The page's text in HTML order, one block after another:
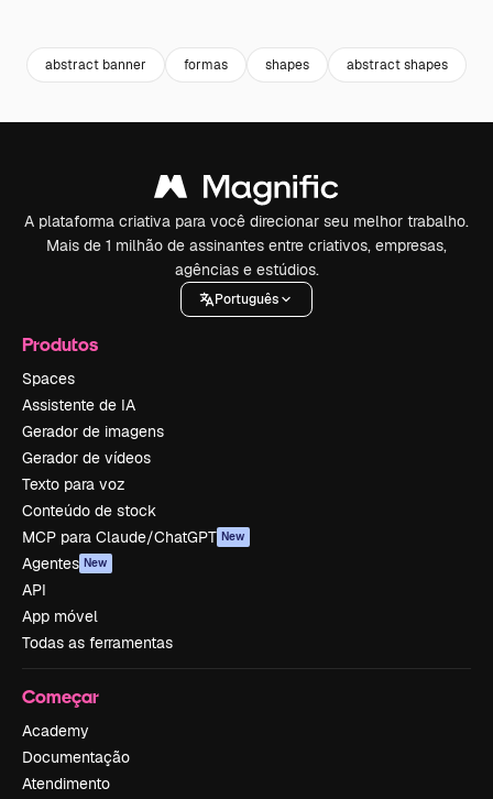
abstract banner formas shapes abstract shapes
A plataforma criativa para você direcionar seu melhor trabalho.
Mais de 1 milhão de assinantes entre criativos, empresas,
agências e estúdios.
Português
Produtos
Spaces
Assistente de IA
Gerador de imagens
Gerador de vídeos
Texto para voz
Conteúdo de stock
MCP para Claude/ChatGPT New
Agentes New
API
App móvel
Todas as ferramentas
Começar
Academy
Documentação
Atendimento